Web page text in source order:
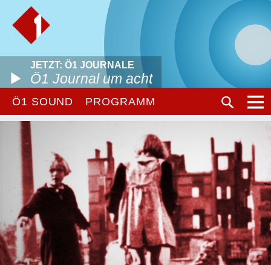
JETZT: Ö1 JOURNALE
Ö1 Journal um acht
Ö1 SOUND PROGRAMM